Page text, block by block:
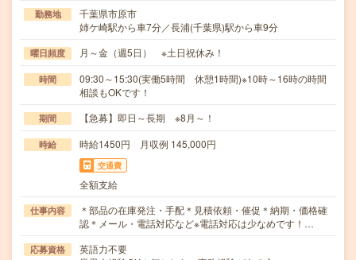
勤務地
千葉県市原市
姉ケ崎駅から車7分／長浦(千葉県)駅から車9分
曜日頻度 月～金（週5日） ※土日祝休み！
時間
09:30～15:30(実働5時間 休憩1時間)※10時～16時の時間
相談もOKです！
期間 【急募】即日～長期 ※8月～！
時給 時給1450円 月収例 145,000円
交通費
全額支給
仕事内容
＊部品の在庫発注・手配＊見積依頼・催促＊納期・価格確
認＊メール・電話対応など※電話対応は少なめです！…
応募資格
英語力不要